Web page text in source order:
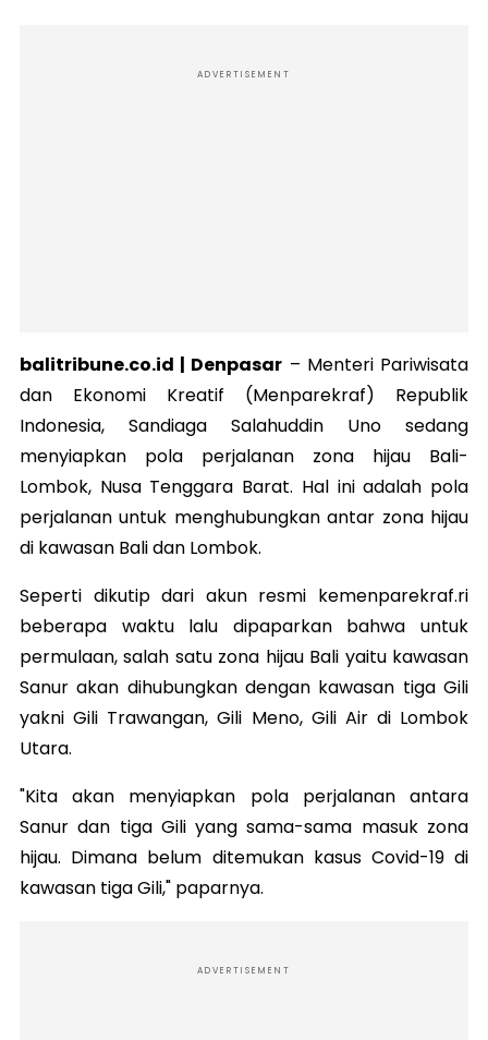
ADVERTISEMENT
balitribune.co.id | Denpasar – Menteri Pariwisata
dan Ekonomi Kreatif (Menparekraf) Republik
Indonesia, Sandiaga Salahuddin Uno sedang
menyiapkan pola perjalanan zona hijau Bali-
Lombok, Nusa Tenggara Barat. Hal ini adalah pola
perjalanan untuk menghubungkan antar zona hijau
di kawasan Bali dan Lombok.
Seperti dikutip dari akun resmi kemenparekraf.ri
beberapa waktu lalu dipaparkan bahwa untuk
permulaan, salah satu zona hijau Bali yaitu kawasan
Sanur akan dihubungkan dengan kawasan tiga Gili
yakni Gili Trawangan, Gili Meno, Gili Air di Lombok
Utara.
"Kita akan menyiapkan pola perjalanan antara
Sanur dan tiga Gili yang sama-sama masuk zona
hijau. Dimana belum ditemukan kasus Covid-19 di
kawasan tiga Gili," paparnya.
ADVERTISEMENT